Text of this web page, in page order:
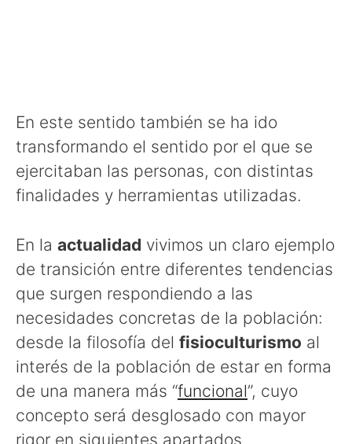
En este sentido también se ha ido
transformando el sentido por el que se
ejercitaban las personas, con distintas
finalidades y herramientas utilizadas.
En la actualidad vivimos un claro ejemplo
de transición entre diferentes tendencias
que surgen respondiendo a las
necesidades concretas de la población:
desde la filosofía del fisioculturismo al
interés de la población de estar en forma
de una manera más “funcional”, cuyo
concepto será desglosado con mayor
rigor en siguientes apartados.